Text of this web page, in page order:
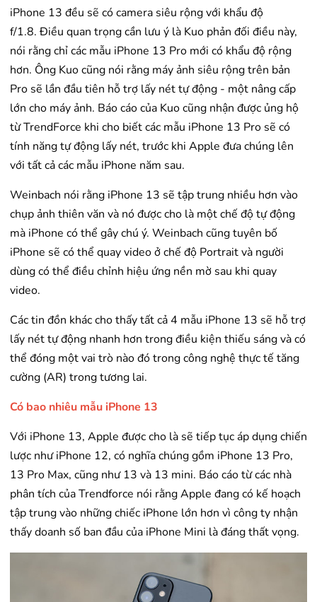
iPhone 13 đều sẽ có camera siêu rộng với khẩu độ
f/1.8. Điều quan trọng cần lưu ý là Kuo phản đối điều này,
nói rằng chỉ các mẫu iPhone 13 Pro mới có khẩu độ rộng
hơn. Ông Kuo cũng nói rằng máy ảnh siêu rộng trên bản
Pro sẽ lần đầu tiên hỗ trợ lấy nét tự động - một nâng cấp
lớn cho máy ảnh. Báo cáo của Kuo cũng nhận được ủng hộ
từ TrendForce khi cho biết các mẫu iPhone 13 Pro sẽ có
tính năng tự động lấy nét, trước khi Apple đưa chúng lên
với tất cả các mẫu iPhone năm sau.
Weinbach nói rằng iPhone 13 sẽ tập trung nhiều hơn vào
chụp ảnh thiên văn và nó được cho là một chế độ tự động
mà iPhone có thể gây chú ý. Weinbach cũng tuyên bố
iPhone sẽ có thể quay video ở chế độ Portrait và người
dùng có thể điều chỉnh hiệu ứng nền mờ sau khi quay
video.
Các tin đồn khác cho thấy tất cả 4 mẫu iPhone 13 sẽ hỗ trợ
lấy nét tự động nhanh hơn trong điều kiện thiếu sáng và có
thể đóng một vai trò nào đó trong công nghệ thực tế tăng
cường (AR) trong tương lai.
Có bao nhiêu mẫu iPhone 13
Với iPhone 13, Apple được cho là sẽ tiếp tục áp dụng chiến
lược như iPhone 12, có nghĩa chúng gồm iPhone 13 Pro,
13 Pro Max, cũng như 13 và 13 mini. Báo cáo từ các nhà
phân tích của Trendforce nói rằng Apple đang có kế hoạch
tập trung vào những chiếc iPhone lớn hơn vì công ty nhận
thấy doanh số ban đầu của iPhone Mini là đáng thất vọng.